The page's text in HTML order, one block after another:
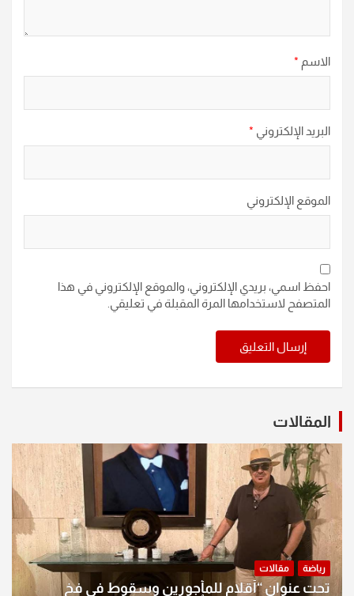
الاسم *
البريد الإلكتروني *
الموقع الإلكتروني
احفظ اسمي، بريدي الإلكتروني، والموقع الإلكتروني في هذا
المتصفح لاستخدامها المرة المقبلة في تعليقي.
المقالات
رياضة مقالات
تحت عنوان “أقلام للمأجورين وسقوط في فخ